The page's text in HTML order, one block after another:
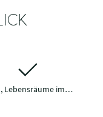
Lebensräume im…